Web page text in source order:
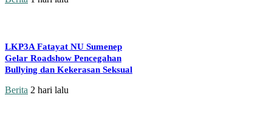
LKP3A Fatayat NU Sumenep
Gelar Roadshow Pencegahan
Bullying dan Kekerasan Seksual
Berita 2 hari lalu